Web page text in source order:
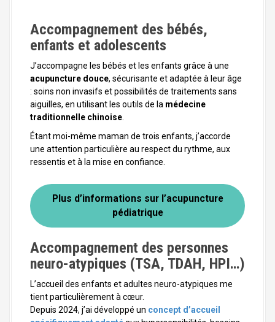
Accompagnement des bébés,
enfants et adolescents
J’accompagne les bébés et les enfants grâce à une
acupuncture douce, sécurisante et adaptée à leur âge
: soins non invasifs et possibilités de traitements sans
aiguilles, en utilisant les outils de la médecine
traditionnelle chinoise
Étant moi-même maman de trois enfants, j’accorde
une attention particulière au respect du rythme, aux
ressentis et à la mise en confiance.
Plus d’informations sur l’acupuncture
pédiatrique
Accompagnement des personnes
neuro-atypiques (TSA, TDAH, HPI…)
L’accueil des enfants et adultes neuro-atypiques me
tient particulièrement à cœur.
Depuis 2024, j’ai développé un concept d’accueil